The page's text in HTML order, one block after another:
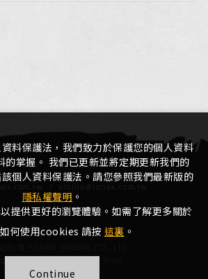
elaine@lonex.com.tw
料保護法，我們致力於保護您的個人資料
的掌握。 我們已更新並將定期更新我們的
個人資料保護法。請您參照我們最新版的
隱私權聲明 。
提供更好的瀏覽體驗。如需了解更多關於
何使用cookies 請按 這裏 。
Continue